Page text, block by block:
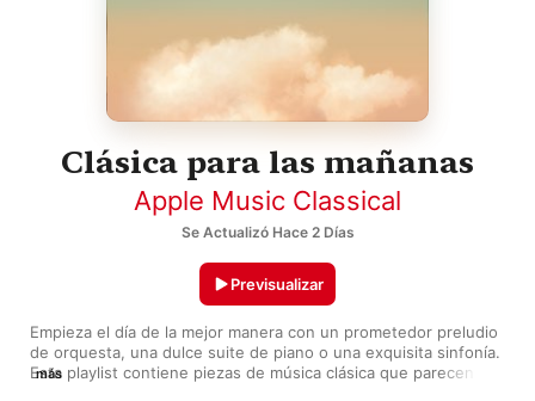
Clásica para las mañanas
Apple Music Classical
Se Actualizó Hace 2 Días
Empieza el día de la mejor manera con un prometedor preludio
de orquesta, una dulce suite de piano o una exquisita sinfonía.
Esta playlist contiene piezas de música clásica que parecen
más
Previsualizar